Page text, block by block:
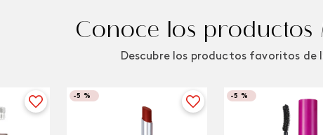
Conoce los productos
Descubre los productos favoritos de
-5 % -5 %